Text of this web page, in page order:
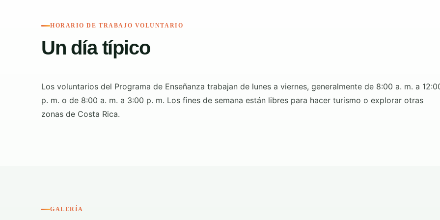
HORARIO DE TRABAJO VOLUNTARIO
Un día típico
Los voluntarios del Programa de Enseñanza trabajan de lunes a viernes, generalmente de 8:00 a. m. a
p. m. o de 8:00 a. m. a 3:00 p. m. Los fines de semana están libres para hacer turismo o explorar otras
zonas de Costa Rica.
GALERÍA